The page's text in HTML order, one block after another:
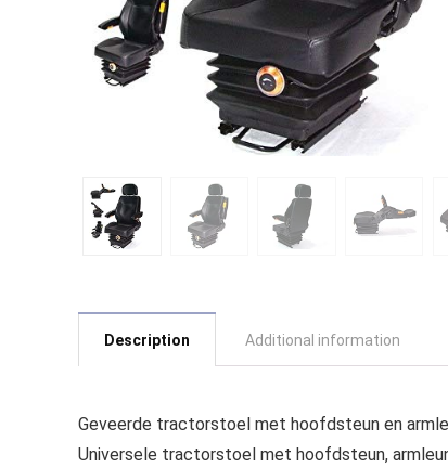
Description Additional information
Geveerde tractorstoel met hoofdsteun en
Universele tractorstoel met hoofdsteun,